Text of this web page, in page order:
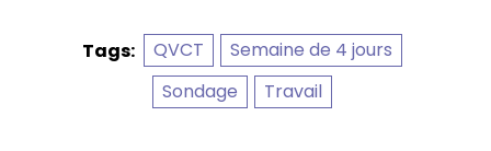
Tags: QVCT
Semaine de 4 jours
Sondage
Travail